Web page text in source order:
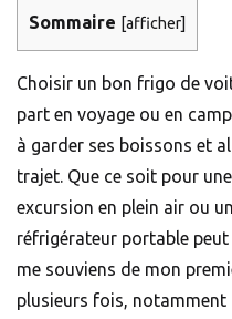
Sommaire [afficher]
Choisir un bon frigo de
part en voyage ou en
à garder ses boissons et
trajet. Que ce soit pour
excursion en plein air ou
réfrigérateur portable
me souviens de mon
plusieurs fois, notamment